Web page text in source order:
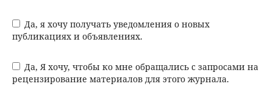
Да, я хочу получать уведомления о новых
публикациях и объявлениях.
Да, Я хочу, чтобы ко мне обращались с запросами на
рецензирование материалов для этого журнала.